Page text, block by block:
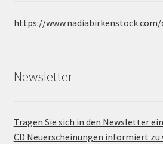
https://www.nadiabirkenstock.com/
Newsletter
Tragen Sie sich in den Newsletter
CD Neuerscheinungen informiert zu